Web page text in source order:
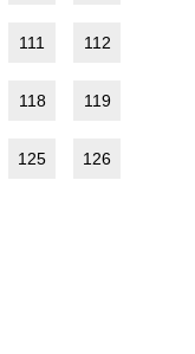
111 112
118 119
125 126